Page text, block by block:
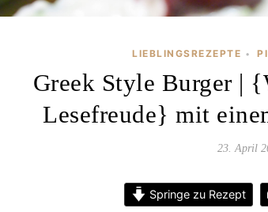
LIEBLINGSREZEPTE •
Greek Style Burger |
Lesefreude} mit
23. April
Springe zu Rezept